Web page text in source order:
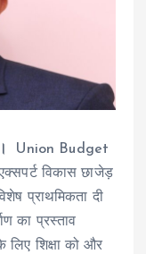
Union Budget
विकास छाजेड़
प्राथमिकता दी
का प्रस्ताव
लिए शिक्षा को और